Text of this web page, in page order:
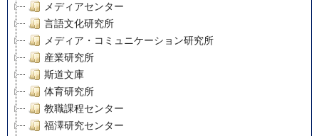
メディアセンター
言語文化研究所
メディア・コミュニケーション研究所
産業研究所
斯道文庫
体育研究所
教職課程センター
福澤研究センター